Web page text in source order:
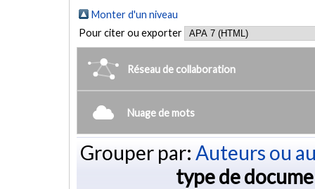
Monter d'un niveau
Pour citer ou exporter
Réseau de collaboration
Nuage de mots
Grouper par: Auteurs ou
type de